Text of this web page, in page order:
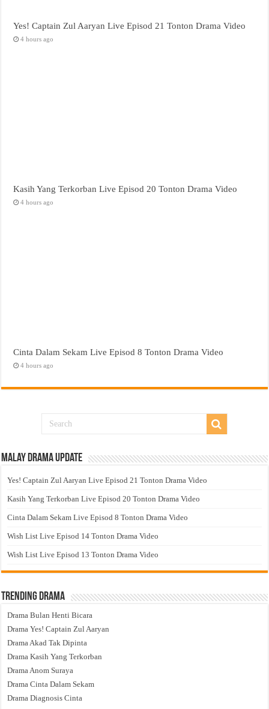
Yes! Captain Zul Aaryan Live Episod 21 Tonton Drama Video
4 hours ago
Kasih Yang Terkorban Live Episod 20 Tonton Drama Video
4 hours ago
Cinta Dalam Sekam Live Episod 8 Tonton Drama Video
4 hours ago
Malay Drama Update
Yes! Captain Zul Aaryan Live Episod 21 Tonton Drama Video
Kasih Yang Terkorban Live Episod 20 Tonton Drama Video
Cinta Dalam Sekam Live Episod 8 Tonton Drama Video
Wish List Live Episod 14 Tonton Drama Video
Wish List Live Episod 13 Tonton Drama Video
Trending Drama
Drama Bulan Henti Bicara
Drama Yes! Captain Zul Aaryan
Drama Akad Tak Dipinta
Drama Kasih Yang Terkorban
Drama Anom Suraya
Drama Cinta Dalam Sekam
Drama Diagnosis Cinta